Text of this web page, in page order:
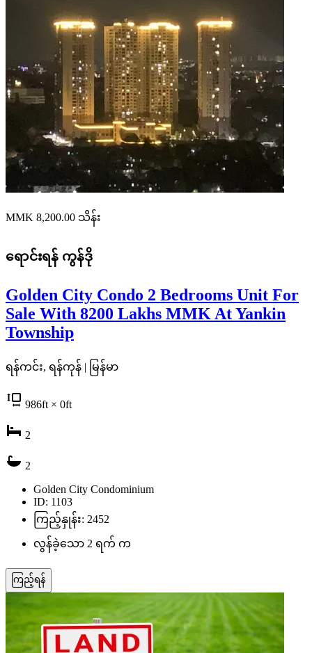
MMK 8,200.00 သိန်း
ရောင်းရန် ကွန်ဒို
Golden City Condo 2 Bedrooms Unit For
Sale With 8200 Lakhs MMK At Yankin
Township
ရန်ကင်း, ရန်ကုန် | မြန်မာ
986ft × 0ft
2
2
Golden City Condominium
ID: 1103
ကြည့်နှုန်း: 2452
လွန်ခဲ့သော 2 ရက် က
ကြည့်ရန်